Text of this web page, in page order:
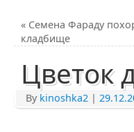
« Семена Фараду
кладбище
Цветок
By kinoshka2 |